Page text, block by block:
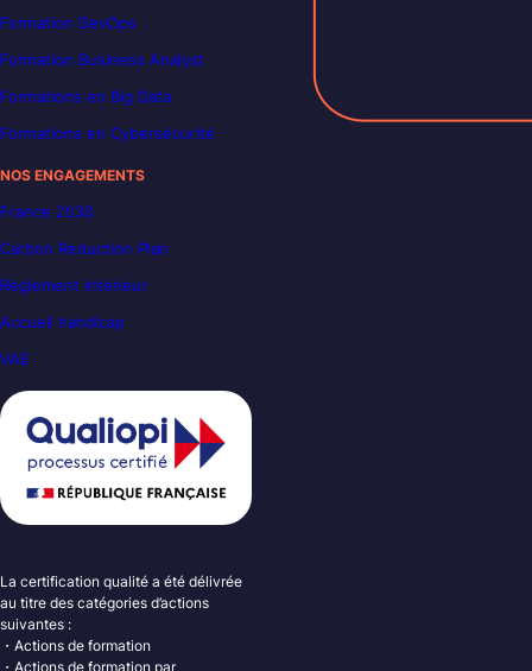
Formation DevOps
Formation Business Analyst
Formations en Big Data
Formations en Cybersécurité
NOS ENGAGEMENTS
France 2030
Carbon Reduction Plan
Règlement intérieur
Accueil handicap
VAE
La certification qualité a été délivrée
au titre des catégories d’actions
suivantes :
・Actions de formation
・Actions de formation par